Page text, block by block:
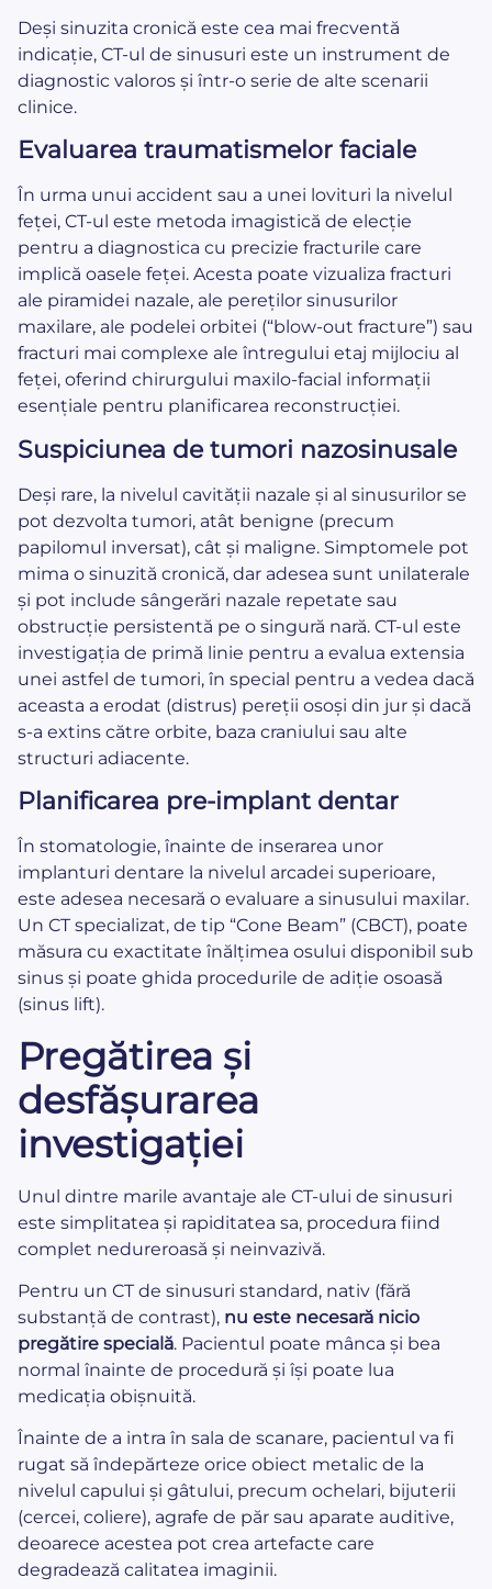
Deși sinuzita cronică este cea mai frecventă
indicație, CT-ul de sinusuri este un instrument de
diagnostic valoros și într-o serie de alte scenarii
clinice.
Evaluarea traumatismelor faciale
În urma unui accident sau a unei lovituri la nivelul
feței, CT-ul este metoda imagistică de elecție
pentru a diagnostica cu precizie fracturile care
implică oasele feței. Acesta poate vizualiza fracturi
ale piramidei nazale, ale pereților sinusurilor
maxilare, ale podelei orbitei (“blow-out fracture”) sau
fracturi mai complexe ale întregului etaj mijlociu al
feței, oferind chirurgului maxilo-facial informații
esențiale pentru planificarea reconstrucției.
Suspiciunea de tumori nazosinusale
Deși rare, la nivelul cavității nazale și al sinusurilor se
pot dezvolta tumori, atât benigne (precum
papilomul inversat), cât și maligne. Simptomele pot
mima o sinuzită cronică, dar adesea sunt unilaterale
și pot include sângerări nazale repetate sau
obstrucție persistentă pe o singură nară. CT-ul este
investigația de primă linie pentru a evalua extensia
unei astfel de tumori, în special pentru a vedea dacă
aceasta a erodat (distrus) pereții osoși din jur și dacă
s-a extins către orbite, baza craniului sau alte
structuri adiacente.
Planificarea pre-implant dentar
În stomatologie, înainte de inserarea unor
implanturi dentare la nivelul arcadei superioare,
este adesea necesară o evaluare a sinusului maxilar.
Un CT specializat, de tip “Cone Beam” (CBCT), poate
măsura cu exactitate înălțimea osului disponibil sub
sinus și poate ghida procedurile de adiție osoasă
(sinus lift).
Pregătirea și
desfășurarea
investigației
Unul dintre marile avantaje ale CT-ului de sinusuri
este simplitatea și rapiditatea sa, procedura fiind
complet nedureroasă și neinvazivă.
Pentru un CT de sinusuri standard, nativ (fără
substanță de contrast), nu este necesară nicio
pregătire specială. Pacientul poate mânca și bea
normal înainte de procedură și își poate lua
medicația obișnuită.
Înainte de a intra în sala de scanare, pacientul va fi
rugat să îndepărteze orice obiect metalic de la
nivelul capului și gâtului, precum ochelari, bijuterii
(cercei, coliere), agrafe de păr sau aparate auditive,
deoarece acestea pot crea artefacte care
degradează calitatea imaginii.